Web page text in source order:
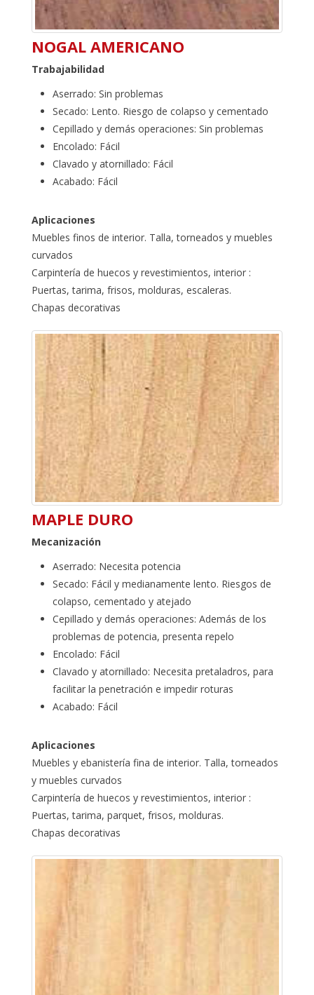
NOGAL AMERICANO
Trabajabilidad
Aserrado: Sin problemas
Secado: Lento. Riesgo de colapso y cementado
Cepillado y demás operaciones: Sin problemas
Encolado: Fácil
Clavado y atornillado: Fácil
Acabado: Fácil
Aplicaciones
Muebles finos de interior. Talla, torneados y muebles
curvados
Carpintería de huecos y revestimientos, interior :
Puertas, tarima, frisos, molduras, escaleras.
Chapas decorativas
MAPLE DURO
Mecanización
Aserrado: Necesita potencia
Secado: Fácil y medianamente lento. Riesgos de
colapso, cementado y atejado
Cepillado y demás operaciones: Además de los
problemas de potencia, presenta repelo
Encolado: Fácil
Clavado y atornillado: Necesita pretaladros, para
facilitar la penetración e impedir roturas
Acabado: Fácil
Aplicaciones
Muebles y ebanistería fina de interior. Talla, torneados
y muebles curvados
Carpintería de huecos y revestimientos, interior :
Puertas, tarima, parquet, frisos, molduras.
Chapas decorativas